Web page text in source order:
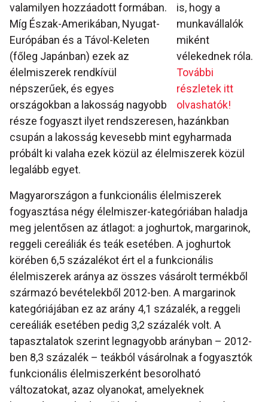
is, hogy a
munkavállalók
miként
vélekednek róla.
További
részletek itt
olvashatók!
valamilyen hozzáadott formában.
Míg Észak-Amerikában, Nyugat-
Európában és a Távol-Keleten
(főleg Japánban) ezek az
élelmiszerek rendkívül
népszerűek, és egyes
országokban a lakosság nagyobb
része fogyaszt ilyet rendszeresen, hazánkban
csupán a lakosság kevesebb mint egyharmada
próbált ki valaha ezek közül az élelmiszerek közül
legalább egyet.
Magyarországon a funkcionális élelmiszerek
fogyasztása négy élelmiszer-kategóriában haladja
meg jelentősen az átlagot: a joghurtok, margarinok,
reggeli cereáliák és teák esetében. A joghurtok
körében 6,5 százalékot ért el a funkcionális
élelmiszerek aránya az összes vásárolt termékből
származó bevételekből 2012-ben. A margarinok
kategóriájában ez az arány 4,1 százalék, a reggeli
cereáliák esetében pedig 3,2 százalék volt. A
tapasztalatok szerint legnagyobb arányban – 2012-
ben 8,3 százalék – teákból vásárolnak a fogyasztók
funkcionális élelmiszerként besorolható
változatokat, azaz olyanokat, amelyeknek